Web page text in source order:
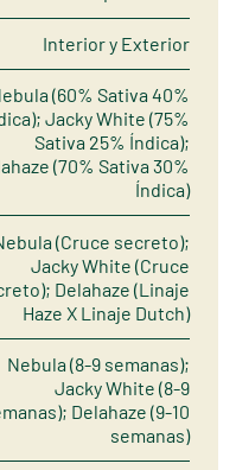
Interior y Exterior
(60% Sativa 40%
Jacky White (75%
Sativa 25% Índica);
(70% Sativa 30%
Índica)
(Cruce secreto);
Jacky White (Cruce
Delahaze (Linaje
Haze X Linaje Dutch)
Nebula (8-9 semanas);
Jacky White (8-9
Delahaze (9-10
semanas)